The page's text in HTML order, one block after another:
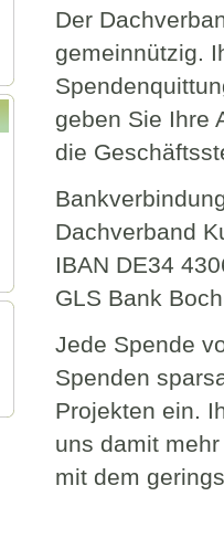
Der
gemeinnützig.
geben Sie Ihre
die
Dachverband
IBAN DE34
GLS Bank
Jede Spende
Spenden
Projekten ein.
uns damit
mit dem